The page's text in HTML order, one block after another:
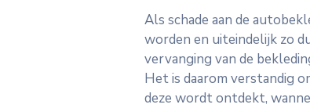
Als schade aan de
worden en uiteindelijk zo
vervanging van de
Het is daarom verstandig
deze wordt ontdekt,